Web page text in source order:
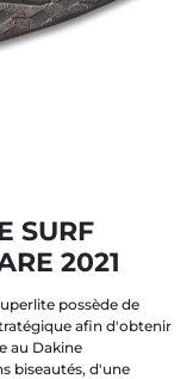
SURF
2021
possède de
afin d'obtenir
au Dakine
biseautés, d'une